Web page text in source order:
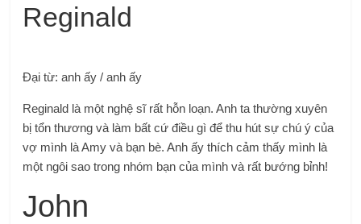
Reginald
Đại từ: anh ấy / anh ấy
Reginald là một nghệ sĩ rất hỗn loạn. Anh ta thường xuyên
bị tổn thương và làm bất cứ điều gì để thu hút sự chú ý của
vợ mình là Amy và bạn bè. Anh ấy thích cảm thấy mình là
một ngôi sao trong nhóm bạn của mình và rất bướng bỉnh!
John